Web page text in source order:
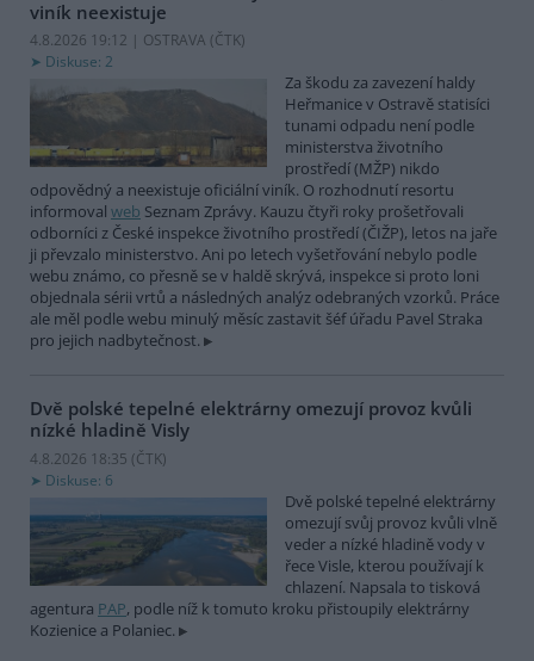
viník neexistuje
4.8.2026 19:12 | OSTRAVA (ČTK)
Diskuse: 2
Za škodu za zavezení haldy
Heřmanice v Ostravě statisíci
tunami odpadu není podle
ministerstva životního
prostředí (MŽP) nikdo
odpovědný a neexistuje oficiální viník. O rozhodnutí resortu
informoval web Seznam Zprávy. Kauzu čtyři roky prošetřovali
odborníci z České inspekce životního prostředí (ČIŽP), letos na jaře
ji převzalo ministerstvo. Ani po letech vyšetřování nebylo podle
webu známo, co přesně se v haldě skrývá, inspekce si proto loni
objednala sérii vrtů a následných analýz odebraných vzorků. Práce
ale měl podle webu minulý měsíc zastavit šéf úřadu Pavel Straka
pro jejich nadbytečnost.
Dvě polské tepelné elektrárny omezují provoz kvůli
nízké hladině Visly
4.8.2026 18:35 (ČTK)
Diskuse: 6
Dvě polské tepelné elektrárny
omezují svůj provoz kvůli vlně
veder a nízké hladině vody v
řece Visle, kterou používají k
chlazení. Napsala to tisková
agentura PAP, podle níž k tomuto kroku přistoupily elektrárny
Kozienice a Polaniec.